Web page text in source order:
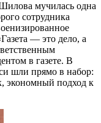
мучилась одна
сотрудника
— это дело, а
в газете. В
шли прямо в набор:
экономный подход к